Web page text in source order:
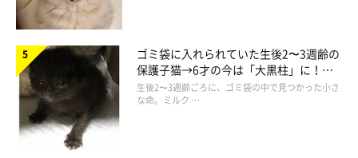
ゴミ袋に入れられていた生後2〜3週齢の
保護子猫→6才の今は「大黒柱」に！
美しい黒猫に成長した姿にグッとくる
生後2〜3週齢ごろに、ゴミ袋の中で見つかった小さ
な命。ミルク …